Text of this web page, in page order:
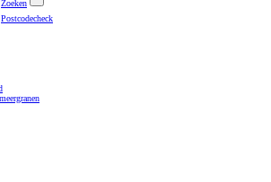
Zoeken
Postcodecheck